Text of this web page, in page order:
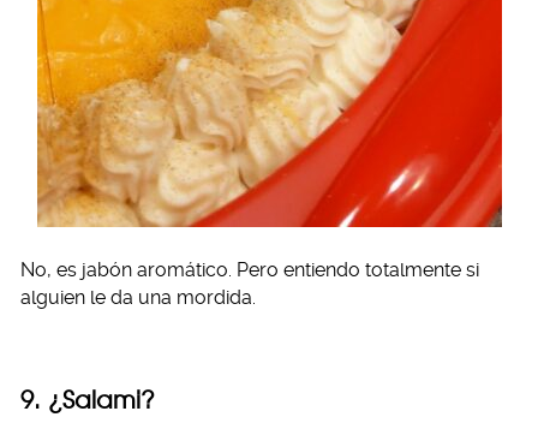
No, es jabón aromático. Pero entiendo totalmente si
alguien le da una mordida.
9. ¿Salami?